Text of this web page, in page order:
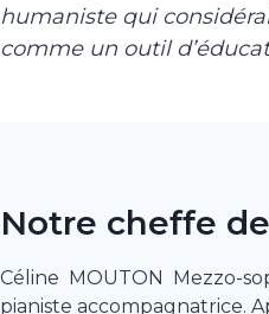
humaniste qui
comme un outil
Notre cheffe
Céline MOUTON Mezzo-
pianiste accompagnatrice.